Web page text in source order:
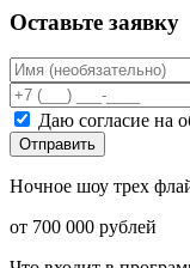
Оставьте заявку
Даю согласие на
Отправить
Ночное шоу трех
от 700 000 рублей